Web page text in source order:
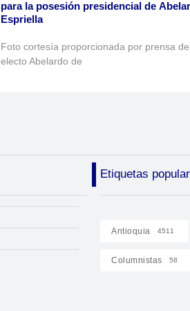
para la posesión presidencial de
Espriella
Foto cortesía proporcionada por prensa
electo Abelardo de
Etiquetas
Antioquia 4511
Columnistas 58